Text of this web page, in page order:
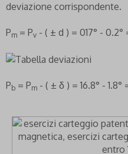
deviazione corrispondente.
Pm = Pv - ( ± d ) = 017° - 0.2°
Pb = Pm - ( ± δ ) = 16.8° - 1.8°